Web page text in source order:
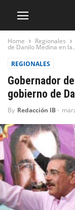
Home Regionales
de Danilo Medina en
REGIONALES
Gobernador
gobierno de
By Redacción IB-